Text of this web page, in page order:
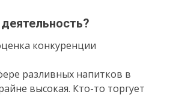
конкуренции
разливных напитков в
высокая. Кто-то торгует